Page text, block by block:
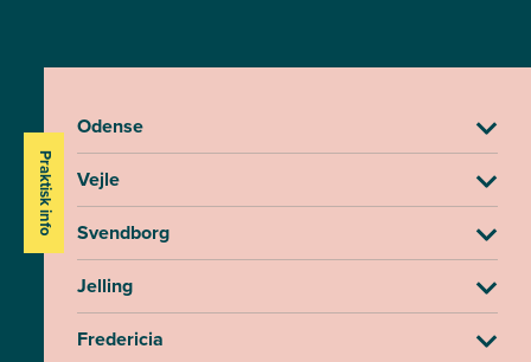
Praktisk info
Odense
Vejle
Svendborg
Jelling
Fredericia